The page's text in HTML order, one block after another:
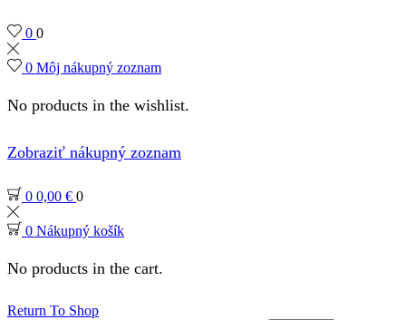
0 0
0 Môj nákupný zoznam
No products in the wishlist.
Zobraziť nákupný zoznam
0 0,00 € 0
0 Nákupný košík
No products in the cart.
Return To Shop